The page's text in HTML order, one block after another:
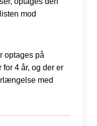
mod
optages på
4 år, og der er
med